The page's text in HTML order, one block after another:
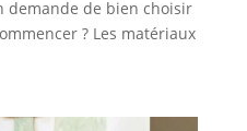
demande de bien choisir
? Les matériaux